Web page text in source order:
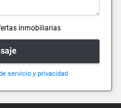
inmobiliarias
servicio y privacidad